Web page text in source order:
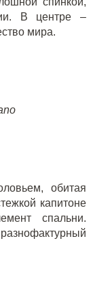
В центре –
мира.
обитая
капитоне
спальни.
разнофактурный